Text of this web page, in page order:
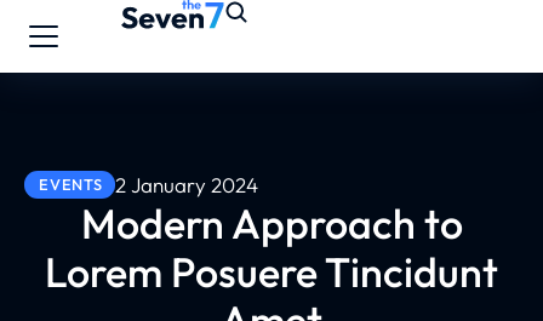
EVENTS 2 January 2024
Modern Approach to
Lorem Posuere Tincidunt